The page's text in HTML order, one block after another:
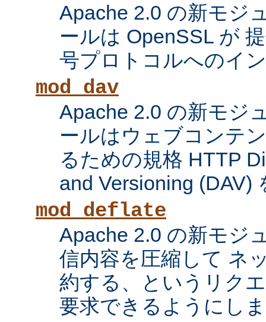
Apache 2.0 の新モジ
ールは OpenSSL が
号プロトコルへのイ
mod_dav
Apache 2.0 の新モジ
ールはウェブコンテ
るための規格 HTTP
and Versioning (DAV)
mod_deflate
Apache 2.0 の新モジ
信内容を圧縮して ネ
約する、というリク
要求できるようにし